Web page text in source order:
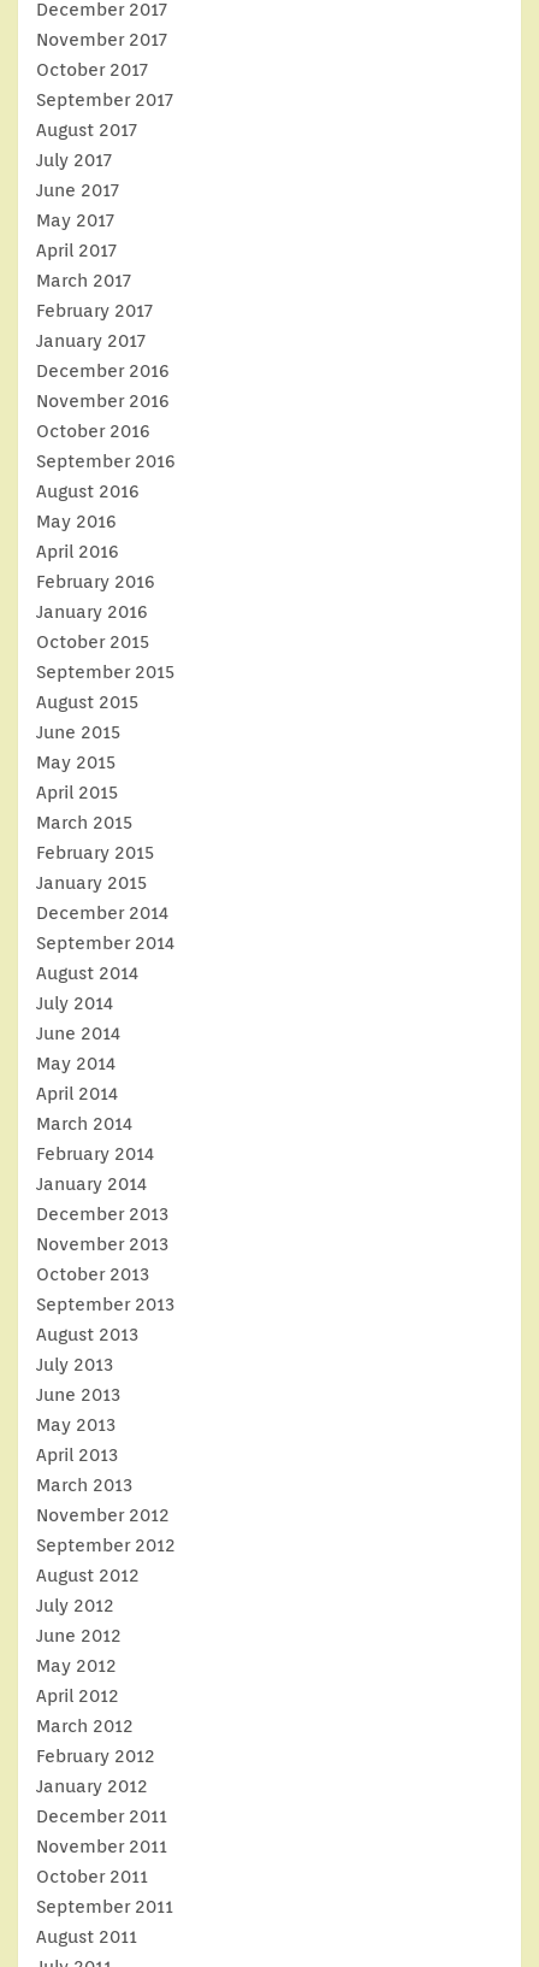
December 2017
November 2017
October 2017
September 2017
August 2017
July 2017
June 2017
May 2017
April 2017
March 2017
February 2017
January 2017
December 2016
November 2016
October 2016
September 2016
August 2016
May 2016
April 2016
February 2016
January 2016
October 2015
September 2015
August 2015
June 2015
May 2015
April 2015
March 2015
February 2015
January 2015
December 2014
September 2014
August 2014
July 2014
June 2014
May 2014
April 2014
March 2014
February 2014
January 2014
December 2013
November 2013
October 2013
September 2013
August 2013
July 2013
June 2013
May 2013
April 2013
March 2013
November 2012
September 2012
August 2012
July 2012
June 2012
May 2012
April 2012
March 2012
February 2012
January 2012
December 2011
November 2011
October 2011
September 2011
August 2011